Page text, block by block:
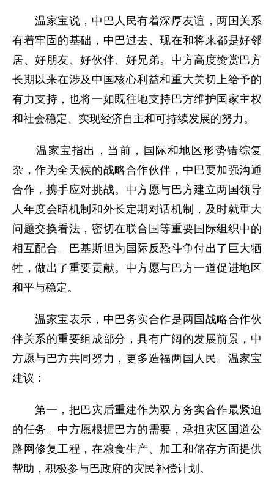
温家宝说，中巴人民有着深厚友谊，两国关系
有着牢固的基础，中巴过去、现在和将来都是好邻
居、好朋友、好伙伴、好兄弟。中方高度赞赏巴方
长期以来在涉及中国核心利益和重大关切上给予的
有力支持，也将一如既往地支持巴方维护国家主权
和社会稳定、实现经济自主和可持续发展的努力。
温家宝指出，当前，国际和地区形势错综复
杂，作为全天候的战略合作伙伴，中巴要加强沟通
合作，携手应对挑战。中方愿与巴方建立两国领导
人年度会晤机制和外长定期对话机制，及时就重大
问题交换看法，密切在联合国等重要国际组织中的
相互配合。巴基斯坦为国际反恐斗争付出了巨大牺
牲，做出了重要贡献。中方愿与巴方一道促进地区
和平与稳定。
温家宝表示，中巴务实合作是两国战略合作伙
伴关系的重要组成部分，具有广阔的发展前景，中
方愿与巴方共同努力，更多造福两国人民。温家宝
建议：
第一，把巴灾后重建作为双方务实合作最紧迫
的任务。中方愿根据巴方的需要，承担灾区国道公
路网修复工程，在粮食生产、加工和储存方面提供
帮助，积极参与巴政府的灾民补偿计划。